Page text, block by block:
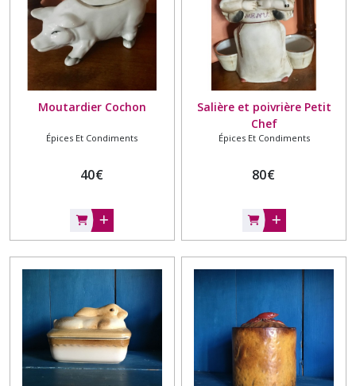
Moutardier Cochon
Épices Et Condiments
40€
Salière et poivrière Petit
Chef
Épices Et Condiments
80€